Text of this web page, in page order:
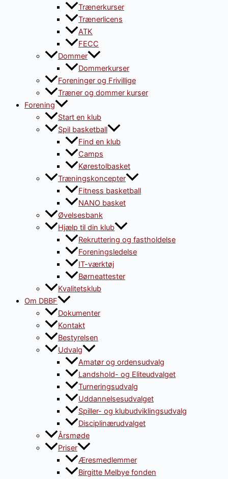
Trænerkurser
Trænerlicens
ATK
FECC
Dommer
Dommerkurser
Foreninger og Frivillige
Træner og dommer kurser
Forening
Start en klub
Spil basketball
Find en klub
Camps
Kørestolbasket
Træningskoncepter
Fitness basketball
NANO basket
Øvelsesbank
Hjælp til din klub
Rekruttering og fastholdelse
Foreningsledelse
IT-værktøj
Børneattester
Kvalitetsklub
Om DBBF
Dokumenter
Kontakt
Bestyrelsen
Udvalg
Amatør og ordensudvalg
Landshold- og Eliteudvalget
Turneringsudvalg
Uddannelsesudvalget
Spiller- og klubudviklingsudvalg
Disciplinærudvalget
Årsmøde
Priser
Æresmedlemmer
Birgitte Melbye fonden